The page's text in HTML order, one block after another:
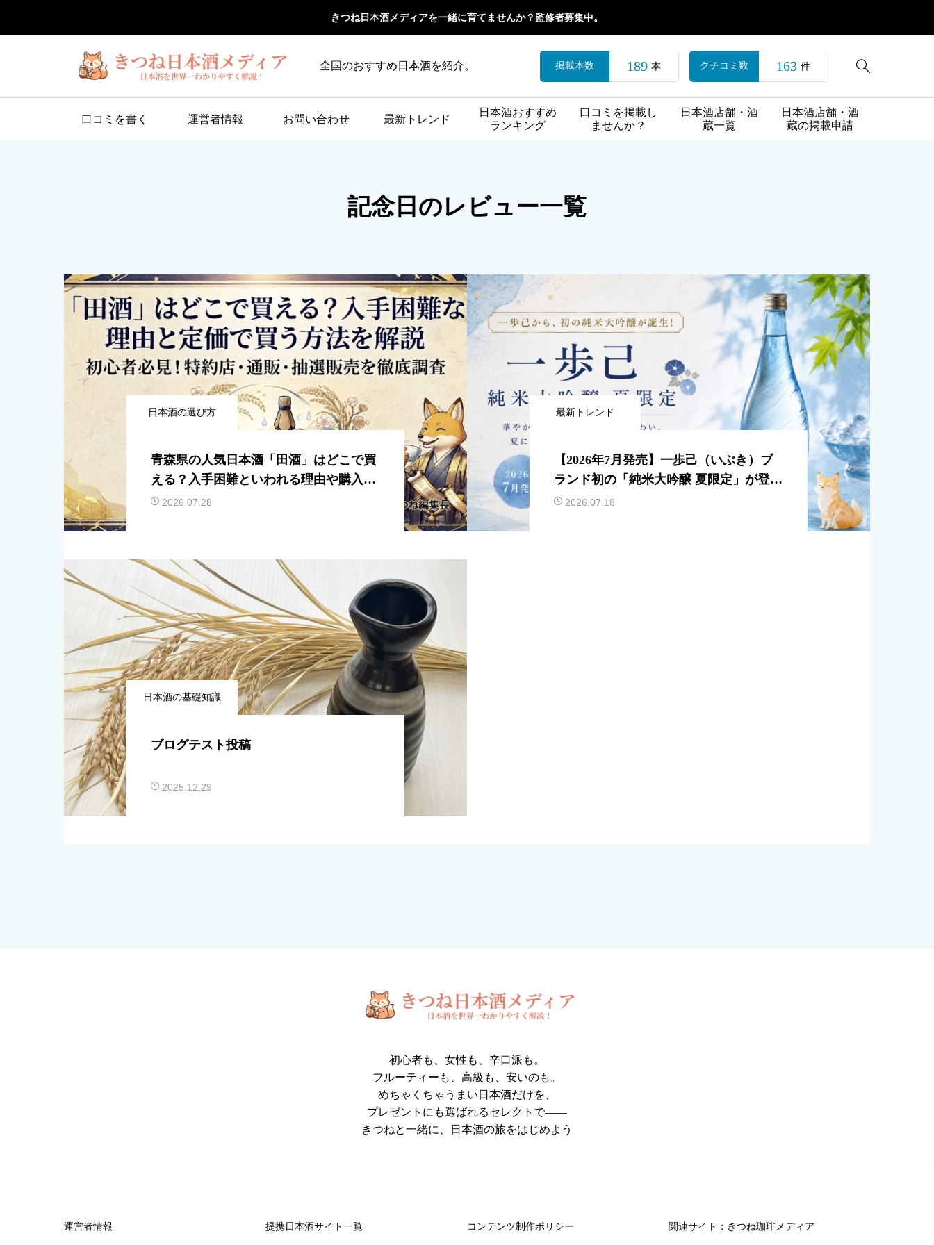
きつね日本酒メディアを一緒に育てませんか？監修者募集中。
全国のおすすめ日本酒を紹介。 
掲載本数 189 本 クチコミ数 163 件
口コミを書く 運営者情報 お問い合わせ 最新トレンド
日本酒おすすめ
ランキング
口コミを掲載し
ませんか？
日本酒店舗・酒
蔵一覧
日本酒店舗・酒
蔵の掲載申請
記念日のレビュー一覧
日本酒の選び方
青森県の人気日本酒「田酒」はどこで買
える？入手困難といわれる理由や購入方
法を紹介
2026.07.28
最新トレンド
【2026年7月発売】一歩己（いぶき）ブ
ランド初の「純米大吟醸 夏限定」が登
場！この夏飲みたい一本。
2026.07.18
日本酒の基礎知識
ブログテスト投稿
2025.12.29
初心者も、女性も、辛口派も。
フルーティーも、高級も、安いのも。
めちゃくちゃうまい日本酒だけを、
プレゼントにも選ばれるセレクトで――
きつねと一緒に、日本酒の旅をはじめよう
運営者情報 提携日本酒サイト一覧 コンテンツ制作ポリシー 関連サイト：きつね珈琲メディア